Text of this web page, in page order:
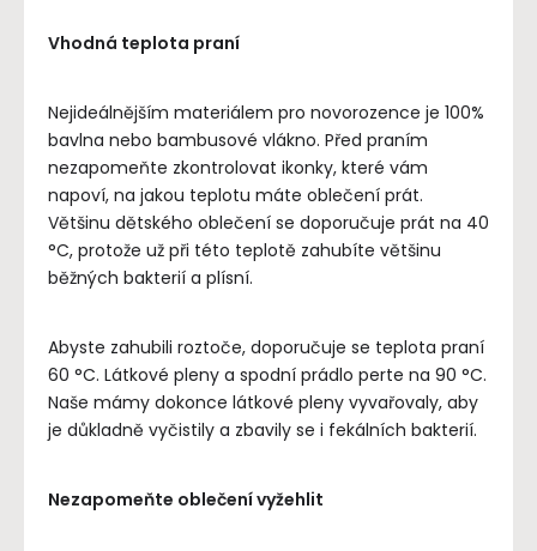
Vhodná teplota praní
Nejideálnějším materiálem pro novorozence je 100%
bavlna nebo bambusové vlákno. Před praním
nezapomeňte zkontrolovat ikonky, které vám
napoví, na jakou teplotu máte oblečení prát.
Většinu dětského oblečení se doporučuje prát na 40
°C, protože už při této teplotě zahubíte většinu
běžných bakterií a plísní.
Abyste zahubili roztoče, doporučuje se teplota praní
60 °C. Látkové pleny a spodní prádlo perte na 90 °C.
Naše mámy dokonce látkové pleny vyvařovaly, aby
je důkladně vyčistily a zbavily se i fekálních bakterií.
Nezapomeňte oblečení vyžehlit